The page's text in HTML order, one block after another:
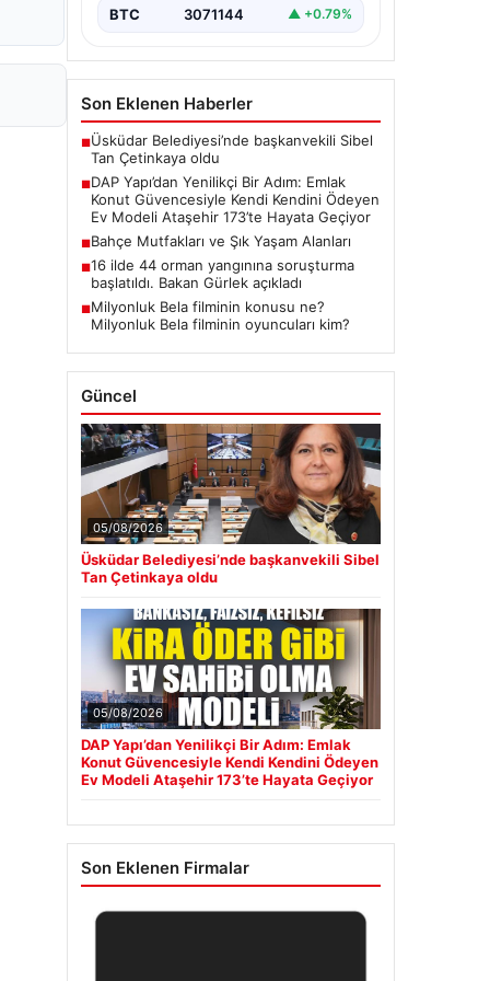
Gayrimenkul Geliştirme, dikkat çekici
BTC 3071144 ▲ +0.79%
Son Eklenen Haberler
■Üsküdar Belediyesi’nde başkanvekili Sibel
Tan Çetinkaya oldu
■DAP Yapı’dan Yenilikçi Bir Adım: Emlak
Konut Güvencesiyle Kendi Kendini Ödeyen
Ev Modeli Ataşehir 173’te Hayata Geçiyor
■Bahçe Mutfakları ve Şık Yaşam Alanları
■16 ilde 44 orman yangınına soruşturma
başlatıldı. Bakan Gürlek açıkladı
■Milyonluk Bela filminin konusu ne?
Milyonluk Bela filminin oyuncuları kim?
Güncel
05/08/2026
Üsküdar Belediyesi’nde başkanvekili Sibel
Tan Çetinkaya oldu
05/08/2026
DAP Yapı’dan Yenilikçi Bir Adım: Emlak
Konut Güvencesiyle Kendi Kendini Ödeyen
Ev Modeli Ataşehir 173’te Hayata Geçiyor
Son Eklenen Firmalar